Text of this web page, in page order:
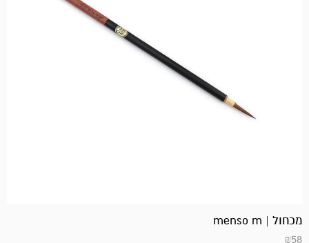
מכחול | menso m
₪58